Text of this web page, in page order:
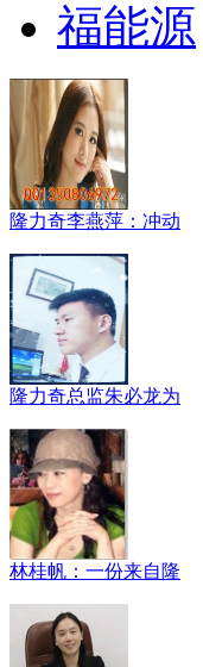
福能源
隆力奇李燕萍：冲动
隆力奇总监朱必龙为
林桂帆：一份来自隆